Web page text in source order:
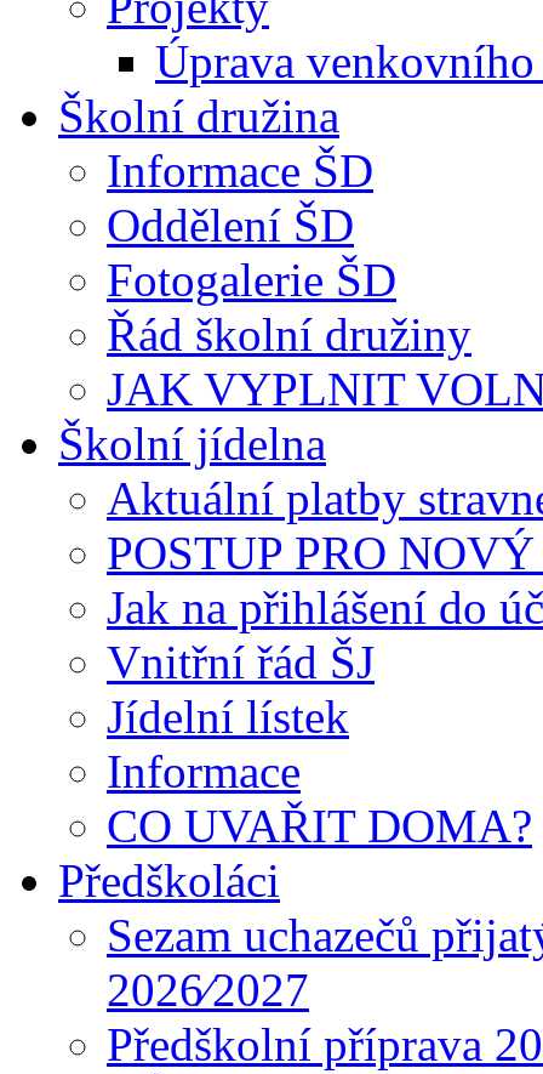
Úprava
Školní družina
Informace ŠD
Oddělení ŠD
Fotogalerie ŠD
Řád školní družiny
JAK VYPLNIT
Školní jídelna
Aktuální platby
POSTUP PRO
Jak na přihlášení do
Vnitřní řád ŠJ
Jídelní lístek
Informace
CO UVAŘIT DOMA?
Předškoláci
Sezam uchazečů
2026⁄2027
Předškolní příprava